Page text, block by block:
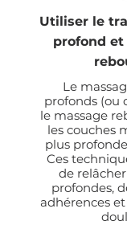
Utiliser le
profond et
Le
profonds (ou
le massage
les couches
plus
Ces
de
profondes,
adhérences